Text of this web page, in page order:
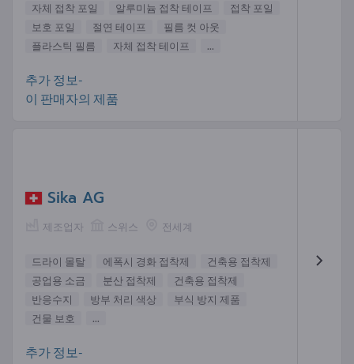
자체 접착 포일
알루미늄 접착 테이프
접착 포일
보호 포일
절연 테이프
필름 컷 아웃
플라스틱 필름
자체 접착 테이프 ...
추가 정보-
이 판매자의 제품
Sika AG
제조업자 스위스 전세계
드라이 몰탈 에폭시 경화 접착제
건축용 접착제
공업용 소금
분산 접착제
건축용 접착제
반응수지
방부 처리 색상
부식 방지 제품
건물 보호
...
추가 정보-